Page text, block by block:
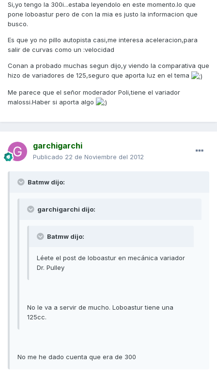
Si,yo tengo la 300i...estaba leyendolo en este momento.lo que
pone loboastur pero de con la mia es justo la informacion que
busco.
Es que yo no pillo autopista casi,me interesa aceleracion,para
salir de curvas como un :velocidad
Conan a probado muchas segun dijo,y viendo la comparativa que
hizo de variadores de 125,seguro que aporta luz en el tema
Me parece que el señor moderador Poli,tiene el variador
malossi.Haber si aporta algo
garchigarchi
Publicado 22 de Noviembre del 2012
Batmw dijo:
garchigarchi dijo:
Batmw dijo:
Léete el post de loboastur en mecánica variador
Dr. Pulley
No le va a servir de mucho. Loboastur tiene una
125cc.
No me he dado cuenta que era de 300